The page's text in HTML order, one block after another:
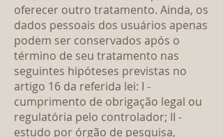
oferecer outro tratamento. Ainda, os
dados pessoais dos usuários apenas
podem ser conservados após o
término de seu tratamento nas
seguintes hipóteses previstas no
artigo 16 da referida lei: I -
cumprimento de obrigação legal ou
regulatória pelo controlador; II -
estudo por órgão de pesquisa,